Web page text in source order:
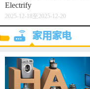
Electrify
2025-12-18至2025-12-20